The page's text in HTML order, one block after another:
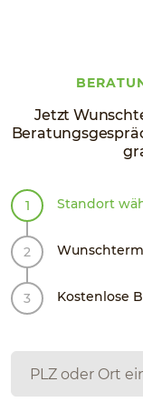
Jetzt
Standort
Kostenlose